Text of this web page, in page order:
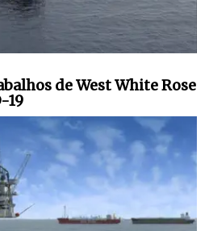
de West White Rose
19